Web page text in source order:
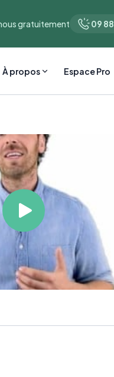
gratuitement 09
À propos Espace Pro